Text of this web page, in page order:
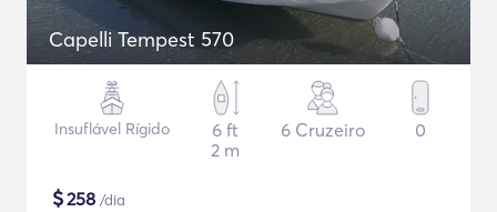
Capelli Tempest 570
Insuflável Rígido
6 ft
2 m
6 Cruzeiro 0
$258 /dia